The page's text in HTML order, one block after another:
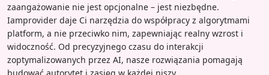
zaangażowanie nie jest opcjonalne – jest niezbędne.
Iamprovider daje Ci narzędzia do współpracy z algorytmami
platform, a nie przeciwko nim, zapewniając realny wzrost i
widoczność. Od precyzyjnego czasu do interakcji
zoptymalizowanych przez AI, nasze rozwiązania pomagają